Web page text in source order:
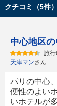
クチコミ（5件）
中心地区
旅行
天津マンさん
パリの中心
便性のよい
いホテルが